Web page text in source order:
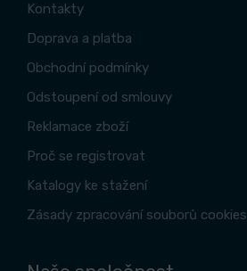
Kontakty
Doprava a platba
Obchodní podmínky
Odstoupení od smlouvy
Reklamace zboží
Proč se registrovat
Katalogy ke stažení
Zásady zpracování souborů cookies